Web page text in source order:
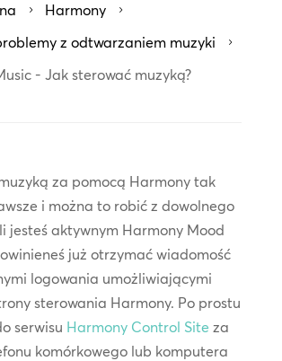
5 Harmony 5
z odtwarzaniem muzyki 5
- Jak sterować muzyką?
za pomocą Harmony tak
i można to robić z dowolnego
jesteś aktywnym Harmony Mood
już otrzymać wiadomość
logowania umożliwiającymi
sterowania Harmony. Po prostu
serwisu Harmony Control Site za
komórkowego lub komputera